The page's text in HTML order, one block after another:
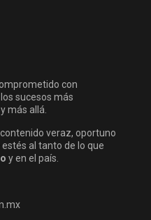
con
sucesos más
más allá.
veraz, oportuno
al tanto de lo que
y en el país.